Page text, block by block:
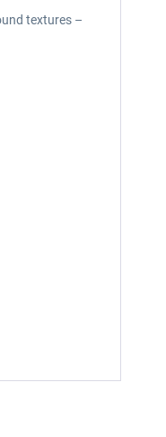
textures –